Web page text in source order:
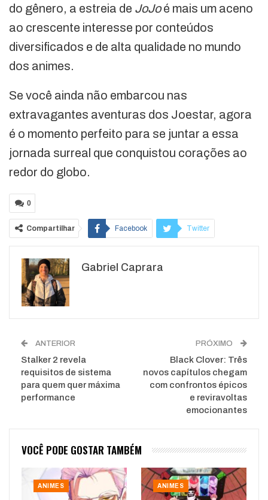
do gênero, a estreia de JoJoé mais um aceno
ao crescente interesse por conteúdos
diversificados e de alta qualidade no mundo
dos animes.
Se você ainda não embarcou nas
extravagantes aventuras dos Joestar, agora
é o momento perfeito para se juntar a essa
jornada surreal que conquistou corações ao
redor do globo.
0
Compartilhar Facebook Twitter
WhatsApp
Gabriel Caprara
ANTERIOR
Stalker 2 revela
requisitos de sistema
para quem quer máxima
performance
PRÓXIMO
Black Clover: Três
novos capítulos chegam
com confrontos épicos
e reviravoltas
emocionantes
VOCÊ PODE GOSTAR TAMBÉM
ANIMES ANIMES